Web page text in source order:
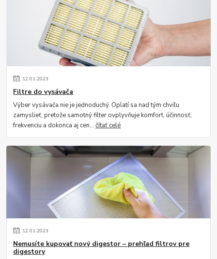
12.01.2023
Filtre do vysávača
Výber vysávača nie je jednoduchý. Oplatí sa nad tým chvíľu
zamyslieť, pretože samotný filter ovplyvňuje komfort, účinnosť,
frekvenciu a dokonca aj cen...čítať celé
12.01.2023
Nemusíte kupovať nový digestor – prehľad filtrov pre
digestory